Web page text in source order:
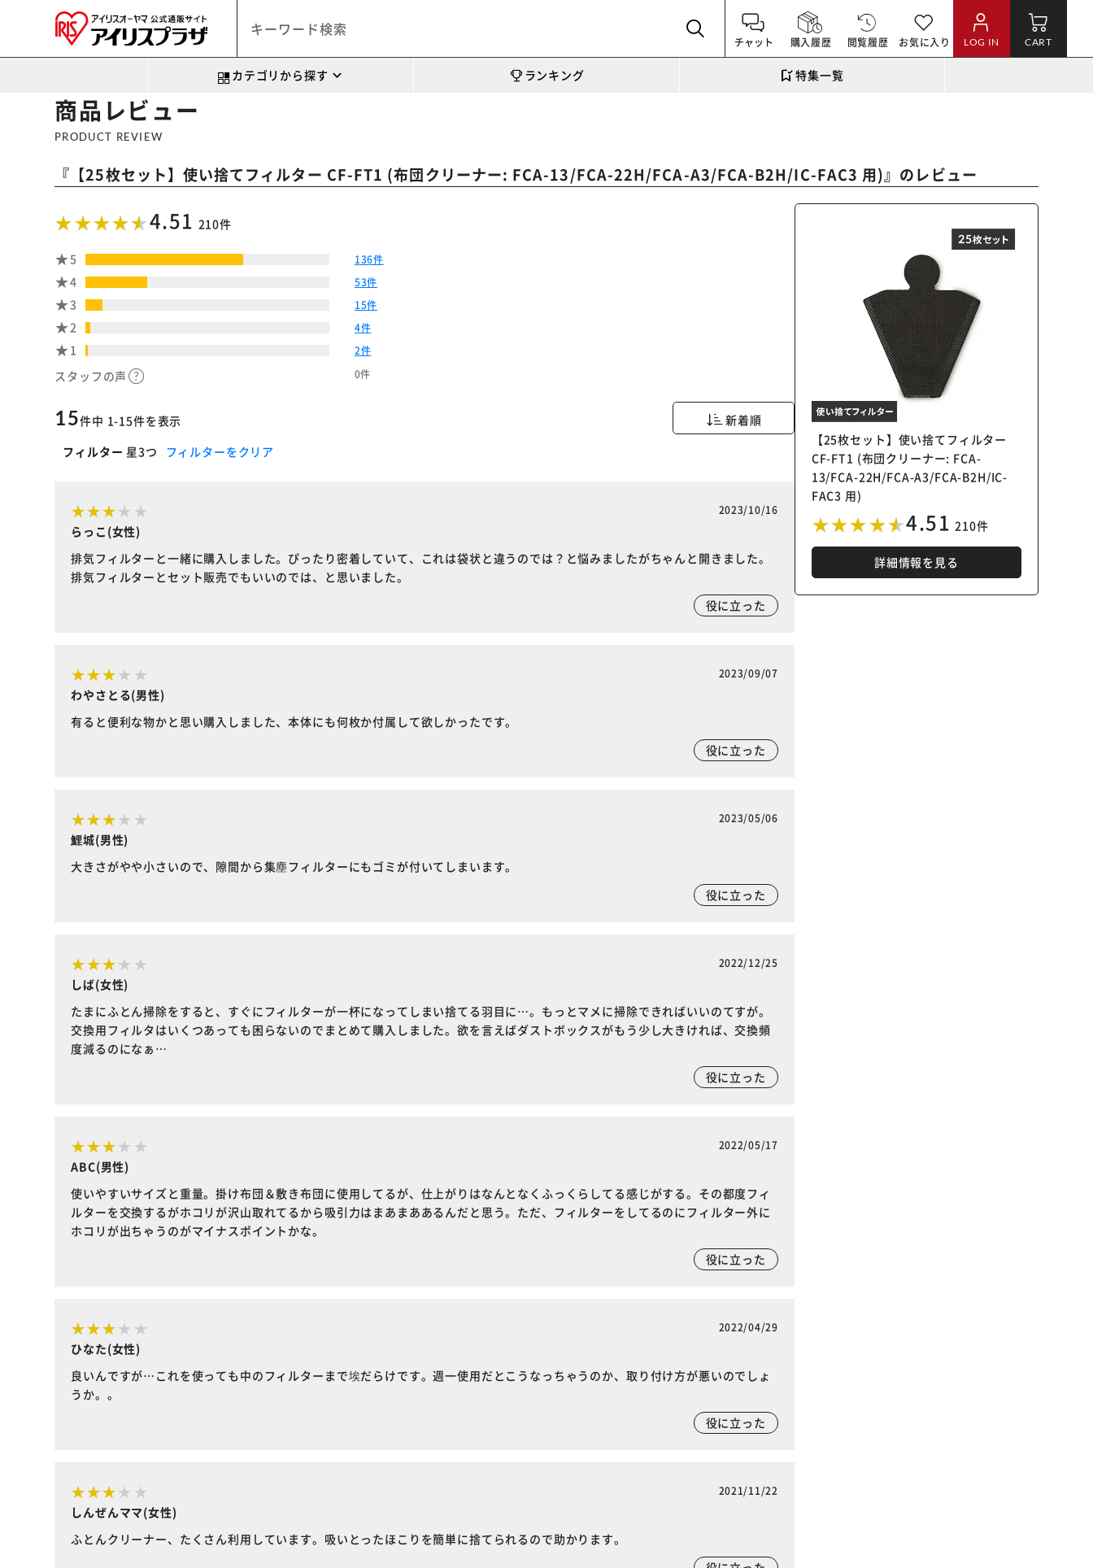
チャット 購入履歴 閲覧履歴 お気に入り LOG IN CART
カテゴリから探す ランキング 特集一覧
商品レビュー
PRODUCT REVIEW
『 【25枚セット】使い捨てフィルター CF-FT1 (布団クリーナー: FCA-13/FCA-22H/FCA-A3/FCA-B2H/IC-FAC3 用)』のレビュー
【25枚セット】使い捨てフィルター
CF-FT1 (布団クリーナー: FCA-
13/FCA-22H/FCA-A3/FCA-B2H/IC-
FAC3 用)
4.51 210件
詳細情報を見る
4.51 210件
5 136件
4 53件
3 15件
2 4件
1 2件
スタッフの声 0件
新着順
15件中 1-15件を表示
フィルター 星3つ フィルターをクリア
2023/10/16
らっこ(女性)
排気フィルターと一緒に購入しました。ぴったり密着していて、これは袋状と違うのでは？と悩みましたがちゃんと開きました。
排気フィルターとセット販売でもいいのでは、と思いました。
役に立った
2023/09/07
わやさとる(男性)
有ると便利な物かと思い購入しました、本体にも何枚か付属して欲しかったです。
役に立った
2023/05/06
鯉城(男性)
大きさがやや小さいので、隙間から集塵フィルターにもゴミが付いてしまいます。
役に立った
2022/12/25
しば(女性)
たまにふとん掃除をすると、すぐにフィルターが一杯になってしまい捨てる羽目に…。もっとマメに掃除できればいいのてすが。
交換用フィルタはいくつあっても困らないのでまとめて購入しました。欲を言えばダストボックスがもう少し大きければ、交換頻
度減るのになぁ…
役に立った
2022/05/17
ABC(男性)
使いやすいサイズと重量。掛け布団＆敷き布団に使用してるが、仕上がりはなんとなくふっくらしてる感じがする。その都度フィ
ルターを交換するがホコリが沢山取れてるから吸引力はまあまああるんだと思う。ただ、フィルターをしてるのにフィルター外に
ホコリが出ちゃうのがマイナスポイントかな。
役に立った
2022/04/29
ひなた(女性)
良いんですが…これを使っても中のフィルターまで埃だらけです。週一使用だとこうなっちゃうのか、取り付け方が悪いのでしょ
うか。。
役に立った
2021/11/22
しんぜんママ(女性)
ふとんクリーナー、たくさん利用しています。吸いとったほこりを簡単に捨てられるので助かります。